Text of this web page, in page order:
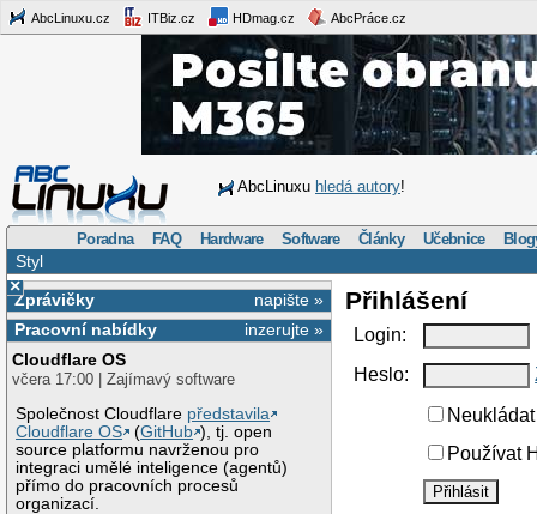
AbcLinuxu.cz ITBiz.cz HDmag.cz AbcPráce.cz
AbcLinuxu hledá autory!
Poradna FAQ Hardware Software Články Učebnice
Styl
×
napište »
Zprávičky
inzerujte »
Pracovní nabídky
Cloudflare OS
včera 17:00 | Zajímavý software
Společnost Cloudflare představila
Cloudflare OS
(GitHub ), tj. open
source platformu navrženou pro
integraci umělé inteligence (agentů)
přímo do pracovních procesů
organizací.
Přihlášení
Login:
Heslo:
Používat